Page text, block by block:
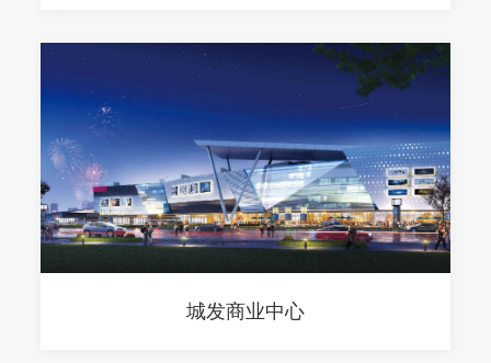
城发商业中心